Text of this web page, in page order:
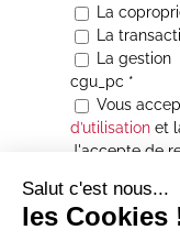
La
La
La gestion
cgu_pc *
Vous
d’utilisationet
J'accepte de
Je
actualités
Maison Atrium